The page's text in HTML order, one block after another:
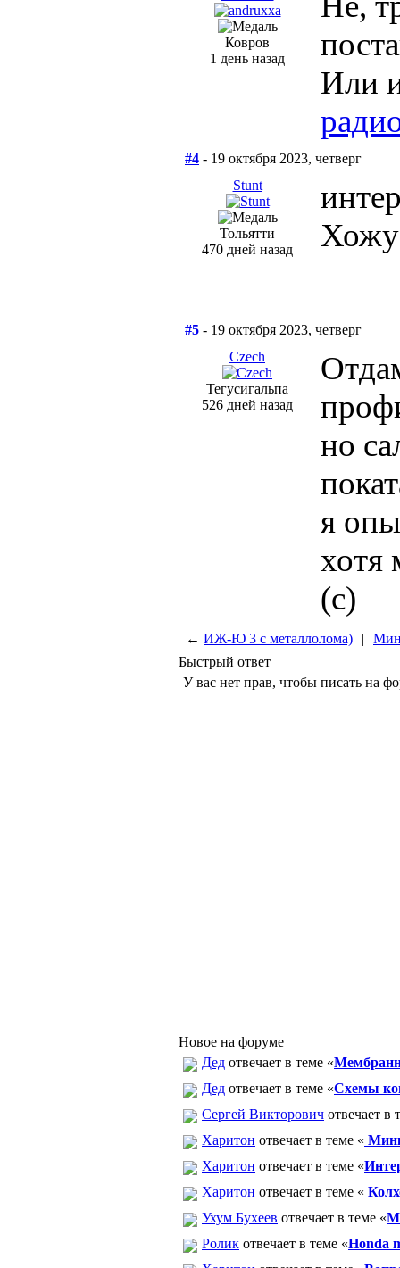
Ковров
1 день назад
Или
#4 - 19 октября 2023, четверг
Stunt
Тольятти
470 дней назад
Хожу
#5 - 19 октября 2023, четверг
Сzech
Тегусигальпа
526 дней назад
но
я
хотя
(c)
← ИЖ-Ю 3 с металлолома) |
Быстрый ответ
У вас нет прав, чтобы писать на
Новое на форуме
Дед отвечает в теме «
Дед отвечает в теме «Схемы
Сергей Викторович отвечает в
Харитон отвечает в теме «
Харитон отвечает в теме «
Харитон отвечает в теме «
Ухум Бухеев отвечает в теме «
Ролик отвечает в теме «Honda